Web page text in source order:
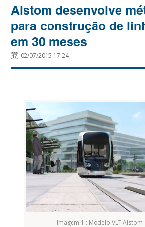
Alstom desenvolve
para construção de
em 30 meses
02/07/2015 17:24
Imagem 1 : Modelo VLT Alstom